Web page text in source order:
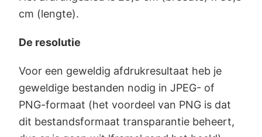
cm (lengte).
De resolutie
Voor een geweldig afdrukresultaat heb je
geweldige bestanden nodig in JPEG- of
PNG-formaat (het voordeel van PNG is dat
dit bestandsformaat transparantie beheert,